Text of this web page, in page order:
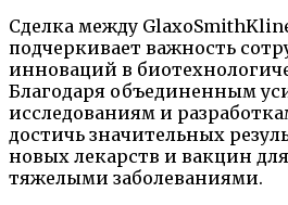
Сделка между
подчеркивает важность
инноваций в
Благодаря объединенным
исследованиям и
достичь значительных
новых лекарств и вакцин
тяжелыми заболеваниями.